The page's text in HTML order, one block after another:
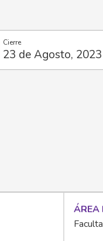
23 de Agosto, 2023
ÁREA